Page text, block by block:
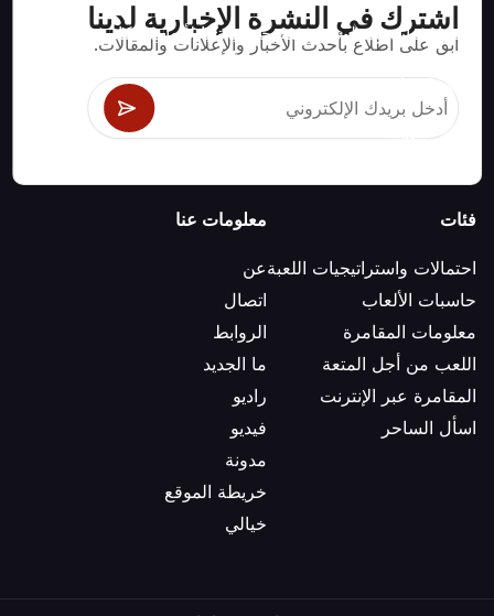
اشترك في النشرة الإخبارية لدينا
ابق على اطلاع بأحدث الأخبار والإعلانات والمقالات.
استراتيجيات ومعلومات صحيحة رياضيا لألعاب الكازينو مثل
البلاك جاك وكرابس والروليت ومئات الألعاب الأخرى التي
يمكن لعبها.
فئات
احتمالات واستراتيجيات اللعبة
حاسبات الألعاب
معلومات المقامرة
اللعب من أجل المتعة
المقامرة عبر الإنترنت
اسأل الساحر
معلومات عنا
عن
اتصال
الروابط
ما الجديد
راديو
فيديو
مدونة
خريطة الموقع
خيالي